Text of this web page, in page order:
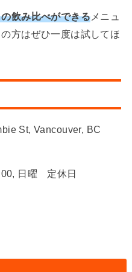
飲み比べができるメニュ
方はぜひ一度は試してほ
St, Vancouver, BC
日曜 定休日